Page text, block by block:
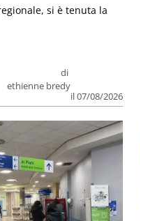
di
ethienne bredy
il 07/08/2026
si è tenuta la